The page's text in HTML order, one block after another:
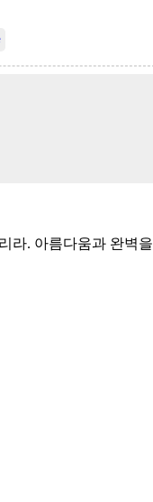
라. 아름다움과 완벽을